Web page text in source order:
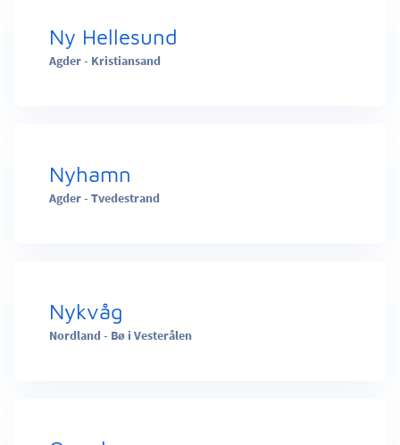
Ny Hellesund
Agder - Kristiansand
Nyhamn
Agder - Tvedestrand
Nykvåg
Nordland - Bø i Vesterålen